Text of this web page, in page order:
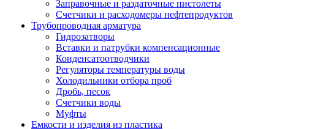
Заправочные и раздаточные пистолеты
Счетчики и расходомеры нефтепродуктов
Трубопроводная арматура
Гидрозатворы
Вставки и патрубки компенсационные
Конденсатоотводчики
Регуляторы температуры воды
Холодильники отбора проб
Дробь, песок
Счетчики воды
Муфты
Емкости и изделия из пластика